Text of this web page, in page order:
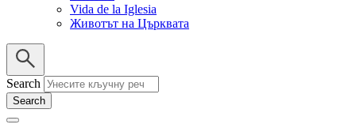
Vida de la Iglesia
Животът на Църквата
Search